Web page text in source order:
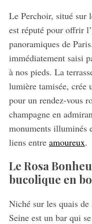
Le Perchoir, situé sur
est réputé pour offrir
panoramiques de
immédiatement saisi
à nos pieds. La
lumière tamisée, crée
pour un rendez-vous
champagne en
monuments illuminés
liens entre amoureux.
Le Rosa
bucolique en
Niché sur les quais
Seine est un bar qui
S